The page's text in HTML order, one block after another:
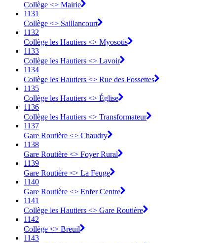
Collège <> Mairie
1131
Collège <> Saillancourt
1132
Collège les Hautiers <> Myosotis
1133
Collège les Hautiers <> Lavoir
1134
Collège les Hautiers <> Rue des Fossettes
1135
Collège les Hautiers <> Église
1136
Collège les Hautiers <> Transformateur
1137
Gare Routière <> Chaudry
1138
Gare Routière <> Foyer Rural
1139
Gare Routière <> La Feuge
1140
Gare Routière <> Enfer Centre
1141
Collège les Hautiers <> Gare Routière
1142
Collège <> Breuil
1143